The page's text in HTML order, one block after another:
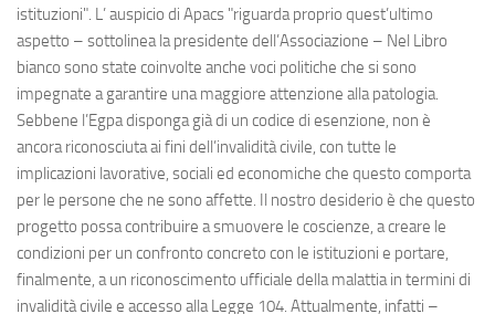
istituzioni". L’ auspicio di Apacs "riguarda proprio quest’ultimo
aspetto – sottolinea la presidente dell’Associazione – Nel Libro
bianco sono state coinvolte anche voci politiche che si sono
impegnate a garantire una maggiore attenzione alla patologia.
Sebbene l’Egpa disponga già di un codice di esenzione, non è
ancora riconosciuta ai fini dell’invalidità civile, con tutte le
implicazioni lavorative, sociali ed economiche che questo comporta
per le persone che ne sono affette. Il nostro desiderio è che questo
progetto possa contribuire a smuovere le coscienze, a creare le
condizioni per un confronto concreto con le istituzioni e portare,
finalmente, a un riconoscimento ufficiale della malattia in termini di
invalidità civile e accesso alla Legge 104. Attualmente, infatti –